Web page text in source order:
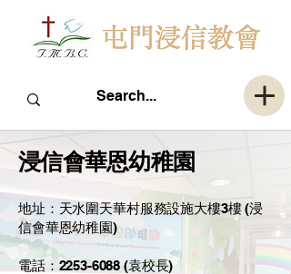
浸信會華恩幼稚園
地址：天水圍天華村服務設施大樓3樓 (浸
信會華恩幼稚園)
電話：2253-6088 (袁校長)